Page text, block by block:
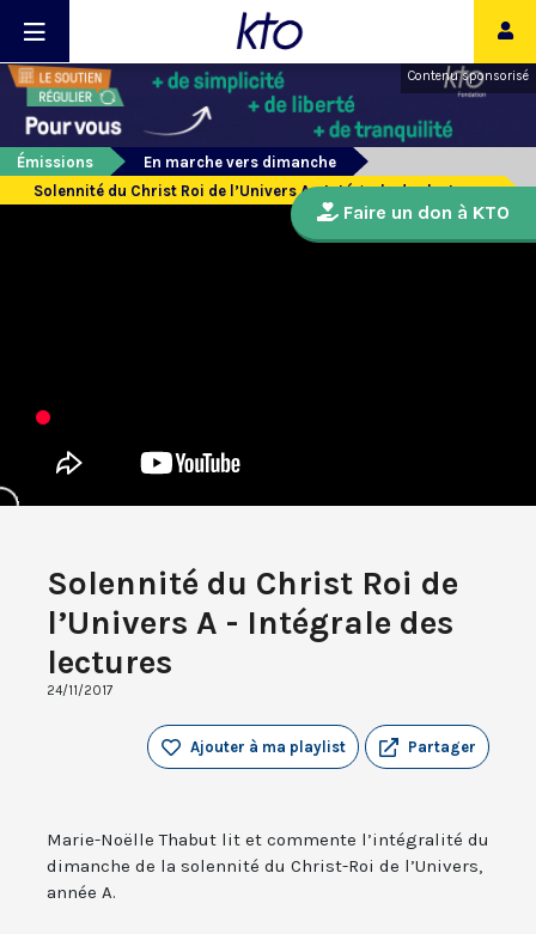
Contenu sponsorisé
Émissions
En marche vers dimanche
Solennité du Christ Roi de l’Univers A - Intégrale des lectures
Solennité du Christ Roi de
l’Univers A - Intégrale des
lectures
24/11/2017
Partager
Ajouter à ma playlist
Marie-Noëlle Thabut lit et commente l’intégralité du
dimanche de la solennité du Christ-Roi de l’Univers,
année A.
Faire un don à KTO